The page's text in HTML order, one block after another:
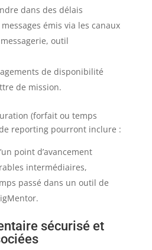
dans des délais
émis via les canaux
outil
de disponibilité
de mission.
(forfait ou temps
reporting pourront inclure :
point d’avancement
intermédiaires,
passé dans un outil de
sécurisé et